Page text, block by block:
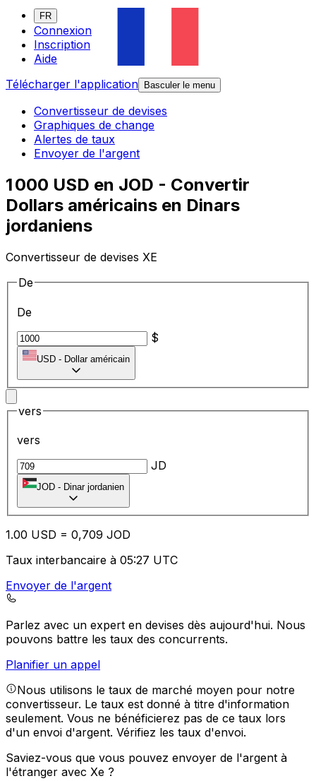
FR
Connexion
Inscription
Aide
Télécharger l'application
Basculer le menu
Convertisseur de devises
Graphiques de change
Alertes de taux
Envoyer de l'argent
1 000 USD en JOD - Convertir
Dollars américains en Dinars
jordaniens
Convertisseur de devises XE
De
De
$
USD - Dollar américain
vers
vers
JD
JOD - Dinar jordanien
1.00 USD = 0,709 JOD
Taux interbancaire à 05:27 UTC
Envoyer de l'argent
Parlez avec un expert en devises dès aujourd'hui. Nous
pouvons battre les taux des concurrents.
Planifier un appel
Nous utilisons le taux de marché moyen pour notre
convertisseur. Le taux est donné à titre d'information
seulement. Vous ne bénéficierez pas de ce taux lors
d'un envoi d'argent. Vérifiez les taux d'envoi.
Saviez-vous que vous pouvez envoyer de l'argent à
l'étranger avec Xe ?